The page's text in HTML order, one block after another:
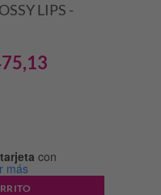
LIPS -
$15.475,13.
con
más